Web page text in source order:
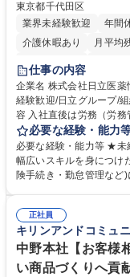
東京都千代田区
業界未経験歓迎
年間
介護休暇あり
月平均
住宅手当あり
育休あり
完全週休2
仕事の内容
企業名 株式会社日立医薬情報ソリュー
経験歓迎/日立グループ/組織
容 入社直後は労務（労
任せいたします。将来は
営を支えるゼネラリストをめざせます。 ・初
計算、社会保険対応、福
します。ご経験に応じて
幅広く経験を積みたい意欲があ
務・人事】未経験歓迎/日
指す
必要な経験・能力
必要な経験・能力等 ★未
幅広いスキルを身につけたい方におすす
険手続き・勤怠管理など
のご経験 ■労務管理（給
■衛生管理者の資格をお持ちの方 学歴・資格 学歴：大学
専修学校 高校 語学力：
正社員
キリンアンドコミュ
中野本社【お客様
い商品づくりへ貢